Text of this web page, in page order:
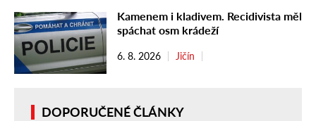
Kamenem i kladivem. Recidivista měl
spáchat osm krádeží
6. 8. 2026 Jičín
DOPORUČENÉ ČLÁNKY